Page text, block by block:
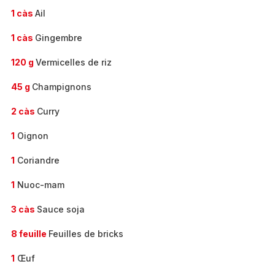
1 càs Ail
1 càs Gingembre
120 g Vermicelles de riz
45 g Champignons
2 càs Curry
1 Oignon
1 Coriandre
1 Nuoc-mam
3 càs Sauce soja
8 feuille Feuilles de bricks
1 Œuf